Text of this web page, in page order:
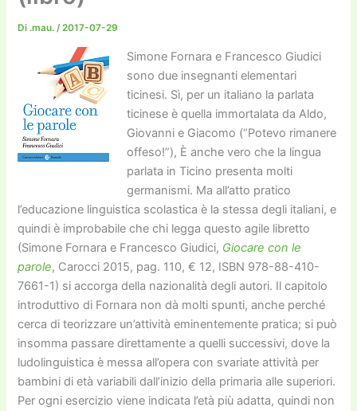
Di .mau./2017-07-29
Simone Fornara e Francesco Giudici
sono due insegnanti elementari
ticinesi. Sì, per un italiano la parlata
ticinese è quella immortalata da Aldo,
Giovanni e Giacomo (“Potevo rimanere
offeso!”), È anche vero che la lingua
parlata in Ticino presenta molti
germanismi. Ma all’atto pratico
l’educazione linguistica scolastica è la stessa degli italiani, e
quindi è improbabile che chi legga questo agile libretto
(Simone Fornara e Francesco Giudici, Giocare con le
parole, Carocci 2015, pag. 110, € 12, ISBN 978-88-410-
7661-1) si accorga della nazionalità degli autori. Il capitolo
introduttivo di Fornara non dà molti spunti, anche perché
cerca di teorizzare un’attività eminentemente pratica; si può
insomma passare direttamente a quelli successivi, dove la
ludolinguistica è messa all’opera con svariate attività per
bambini di età variabili dall’inizio della primaria alle superiori.
Per ogni esercizio viene indicata l’età più adatta, quindi non